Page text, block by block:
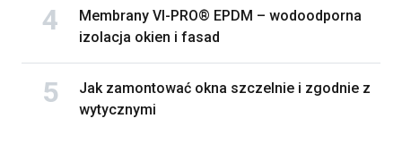
Membrany VI-PRO® EPDM – wodoodporna
izolacja okien i fasad
Jak zamontować okna szczelnie i zgodnie z
wytycznymi